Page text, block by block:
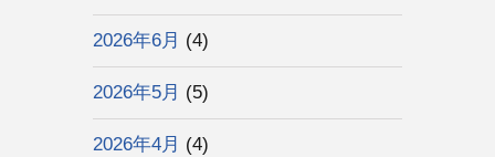
2026年6月 (4)
2026年5月 (5)
2026年4月 (4)